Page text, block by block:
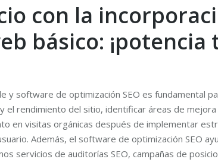
con la
básico: ¡potencia
y software de optimización SEO es fundamental
rendimiento del sitio, identificar áreas de
en visitas orgánicas después de implementar
Además, el software de optimización SEO
servicios de auditorías SEO, campañas de